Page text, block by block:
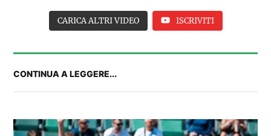
CARICA ALTRI VIDEO ISCRIVITI
CONTINUA A LEGGERE...